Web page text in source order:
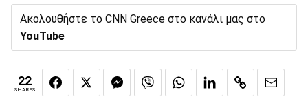
Ακολουθήστε το CNN Greece στο κανάλι μας στο
YouTube
22
SHARES